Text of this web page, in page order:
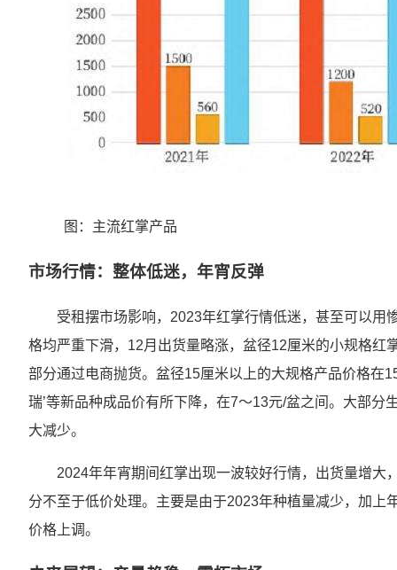
图：主流红掌产品
市场行情：整体低迷，年宵反弹
受租摆市场影响，2023年红掌行情低迷，甚至可以
格均严重下滑，12月出货量略涨，盆径12厘米的小规格
部分通过电商抛货。盆径15厘米以上的大规格产品价格在15
瑞’等新品种成品价有所下降，在7～13元/盆之间。大部
大减少。
2024年年宵期间红掌出现一波较好行情，出货量增大
分不至于低价处理。主要是由于2023年种植量减少，加
价格上调。